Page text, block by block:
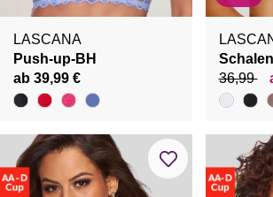
LASCANA
Push-up-BH
ab 39,99 €
36,99